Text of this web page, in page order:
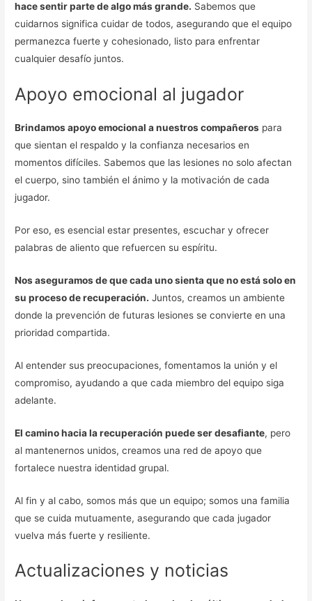
hace sentir parte de algo más grande. Sabemos que
cuidarnos significa cuidar de todos, asegurando que el equipo
permanezca fuerte y cohesionado, listo para enfrentar
cualquier desafío juntos.
Apoyo emocional al jugador
Brindamos apoyo emocional a nuestros compañeros para
que sientan el respaldo y la confianza necesarios en
momentos difíciles. Sabemos que las lesiones no solo afectan
el cuerpo, sino también el ánimo y la motivación de cada
jugador.
Por eso, es esencial estar presentes, escuchar y ofrecer
palabras de aliento que refuercen su espíritu.
Nos aseguramos de que cada uno sienta que no está solo en
su proceso de recuperación. Juntos, creamos un ambiente
donde la prevención de futuras lesiones se convierte en una
prioridad compartida.
Al entender sus preocupaciones, fomentamos la unión y el
compromiso, ayudando a que cada miembro del equipo siga
adelante.
El camino hacia la recuperación puede ser desafiante, pero
al mantenernos unidos, creamos una red de apoyo que
fortalece nuestra identidad grupal.
Al fin y al cabo, somos más que un equipo; somos una familia
que se cuida mutuamente, asegurando que cada jugador
vuelva más fuerte y resiliente.
Actualizaciones y noticias